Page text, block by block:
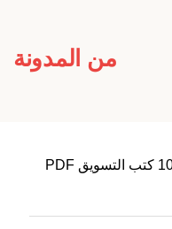
من المدونة
أفضل 100 كتب التسويق PDF